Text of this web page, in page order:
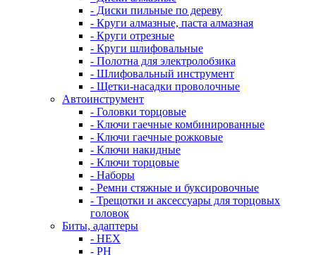
- Диски пильные по дереву
- Круги алмазные, паста алмазная
- Круги отрезные
- Круги шлифовальные
- Полотна для электролобзика
- Шлифовальный инструмент
- Щетки-насадки проволочные
Автоинструмент
- Головки торцовые
- Ключи гаечные комбинированные
- Ключи гаечные рожковые
- Ключи накидные
- Ключи торцовые
- Наборы
- Ремни стяжные и буксировочные
- Трещотки и аксессуары для торцовых
головок
Биты, адаптеры
- HEX
- PH